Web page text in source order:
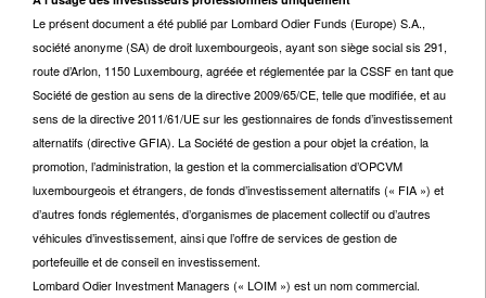
Le présent document a été publié par Lombard Odier Funds (Europe) S.A.,
société anonyme (SA) de droit luxembourgeois, ayant son siège social sis 291,
route d’Arlon, 1150 Luxembourg, agréée et réglementée par la CSSF en tant que
Société de gestion au sens de la directive 2009/65/CE, telle que modifiée, et au
sens de la directive 2011/61/UE sur les gestionnaires de fonds d’investissement
alternatifs (directive GFIA). La Société de gestion a pour objet la création, la
promotion, l’administration, la gestion et la commercialisation d’OPCVM
luxembourgeois et étrangers, de fonds d’investissement alternatifs (« FIA ») et
d’autres fonds réglementés, d’organismes de placement collectif ou d’autres
véhicules d’investissement, ainsi que l’offre de services de gestion de
portefeuille et de conseil en investissement.
Lombard Odier Investment Managers (« LOIM ») est un nom commercial.